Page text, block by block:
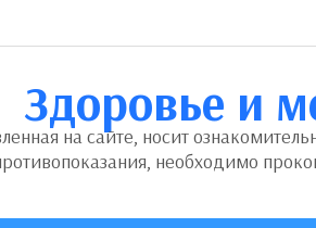
Здоровье и
на сайте, носит
необходимо